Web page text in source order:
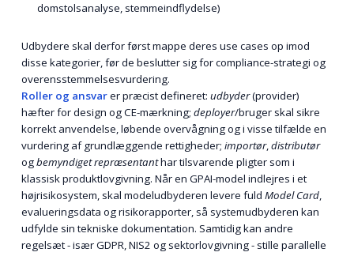
domstolsanalyse, stemmeindflydelse)
Udbydere skal derfor først mappe deres use cases op imod
disse kategorier, før de beslutter sig for compliance-strategi og
overensstemmelsesvurdering.
Roller og ansvarer præcist defineret: udbyder(provider)
hæfter for design og CE-mærkning; deployer/bruger skal sikre
korrekt anvendelse, løbende overvågning og i visse tilfælde en
vurdering af grundlæggende rettigheder; importør,distributør
ogbemyndiget repræsentanthar tilsvarende pligter som i
klassisk produktlovgivning. Når en GPAI-model indlejres i et
højrisikosystem, skal modeludbyderen levere fuld Model Card,
evalueringsdata og risikorapporter, så systemudbyderen kan
udfylde sin tekniske dokumentation. Samtidig kan andre
regelsæt - især GDPR, NIS2 og sektorlovgivning - stille parallelle